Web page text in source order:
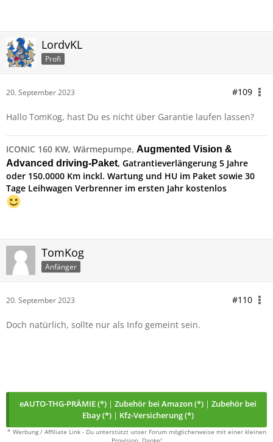
LordvKL
Profi
20. September 2023 #109
Hallo TomKog, hast Du es nicht über Garantie laufen lassen?
ICONIC 160 KW, Wärmepumpe, Augmented Vision &
Advanced driving-Paket, Gatrantieverlängerung 5 Jahre
oder 150.0000 Km inckl. Wartung und HU im Paket sowie 30
Tage Leihwagen Verbrenner im ersten Jahr kostenlos
TomKog
Anfänger
20. September 2023 #110
Doch natürlich, sollte nur als Info gemeint sein.
eAUTO-THG-PRÄMIE (*) | Zubehör bei Amazon (*) | Zubehör bei
Ebay (*) | Kfz-Versicherung (*)
* Werbung / Affiliate Link - Du unterstützt unser Forum möglicherweise mit einer kleinen
Provision. Danke!